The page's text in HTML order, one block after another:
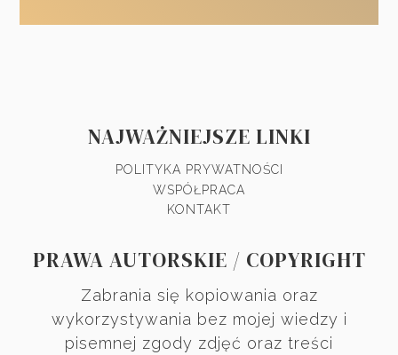
NAJWAŻNIEJSZE LINKI
POLITYKA PRYWATNOŚCI
WSPÓŁPRACA
KONTAKT
PRAWA AUTORSKIE / COPYRIGHT
Zabrania się kopiowania oraz
wykorzystywania bez mojej wiedzy i
pisemnej zgody zdjęć oraz treści